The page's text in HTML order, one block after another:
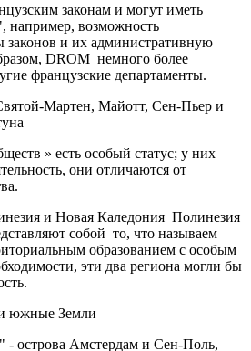
законам и могут иметь
например, возможность
законов и их административную
DROM немного более
французские департаменты.
Мартен, Майотт, Сен-Пьер и
» есть особый статус; у них
они отличаются от
и Новая Каледония Полинезия
собой то, что называем
образованием с особым
эти два региона могли бы
южные Земли
- острова Амстердам и Сен-Поль,